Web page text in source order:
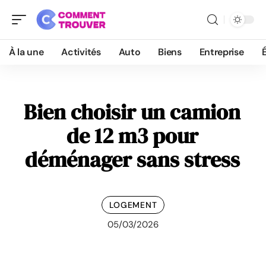
À la une Activités Auto Biens Entreprise
Bien choisir un camion
de 12 m3 pour
déménager sans stress
LOGEMENT
05/03/2026